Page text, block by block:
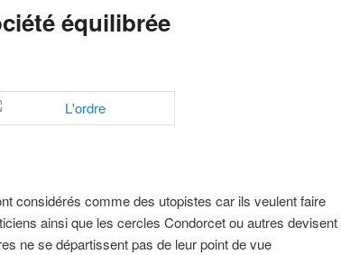
équilibrée
considérés comme des utopistes car ils veulent faire
ainsi que les cercles Condorcet ou autres devisent
ne se départissent pas de leur point de vue